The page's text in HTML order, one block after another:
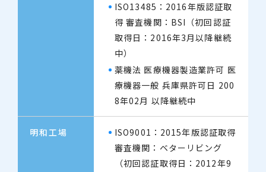
ISO13485：2016年版認証取
得 審査機関：BSI（初回認証
取得日：2016年3月以降継続
中）
薬機法 医療機器製造業許可 医
療機器一般 兵庫県許可日 200
8年02月 以降継続中
明和工場
ISO9001：2015年版認証取得
審査機関：ベターリビング
（初回認証取得日：2012年9